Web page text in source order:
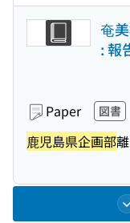
奄
: 報
Paper 図書
鹿児島県企画部